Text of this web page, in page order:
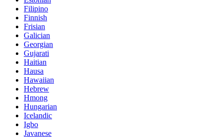
Filipino
Finnish
Frisian
Galician
Georgian
Gujarati
Haitian
Hausa
Hawaiian
Hebrew
Hmong
Hungarian
Icelandic
Igbo
Javanese